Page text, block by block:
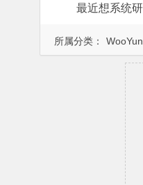
所属分类：
最近想系统